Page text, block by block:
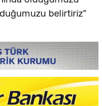
belirtiriz”